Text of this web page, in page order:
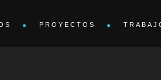
PROYECTOS